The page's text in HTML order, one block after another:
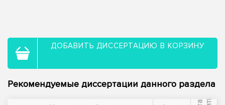
ДОБАВИТЬ ДИССЕРТАЦИЮ В КОРЗИНУ
Рекомендуемые диссертации данного раздела